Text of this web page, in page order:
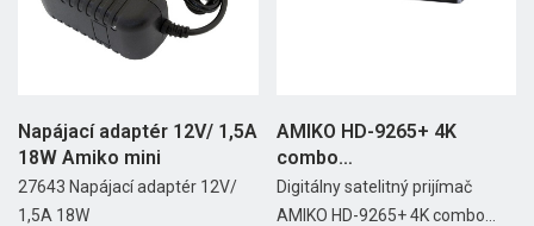
Napájací adaptér 12V/ 1,5A
18W Amiko mini
27643 Napájací adaptér 12V/
1,5A 18W
AMIKO HD-9265+ 4K
combo
H.265/HEVC(S2+T2/C) CI
Digitálny satelitný prijímač
AMIKO HD-9265+ 4K combo...